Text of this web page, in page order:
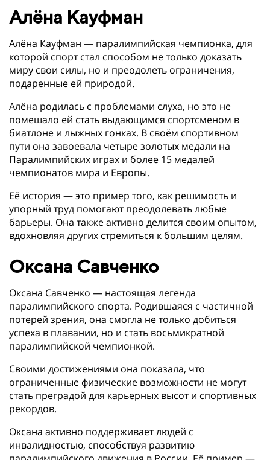
Алёна Кауфман
Алёна Кауфман — паралимпийская чемпионка, для
которой спорт стал способом не только доказать
миру свои силы, но и преодолеть ограничения,
подаренные ей природой.
Алёна родилась с проблемами слуха, но это не
помешало ей стать выдающимся спортсменом в
биатлоне и лыжных гонках. В своём спортивном
пути она завоевала четыре золотых медали на
Паралимпийских играх и более 15 медалей
чемпионатов мира и Европы.
Её история — это пример того, как решимость и
упорный труд помогают преодолевать любые
барьеры. Она также активно делится своим опытом,
вдохновляя других стремиться к большим целям.
Оксана Савченко
Оксана Савченко — настоящая легенда
паралимпийского спорта. Родившаяся с частичной
потерей зрения, она смогла не только добиться
успеха в плавании, но и стать восьмикратной
паралимпийской чемпионкой.
Своими достижениями она показала, что
ограниченные физические возможности не могут
стать преградой для карьерных высот и спортивных
рекордов.
Оксана активно поддерживает людей с
инвалидностью, способствуя развитию